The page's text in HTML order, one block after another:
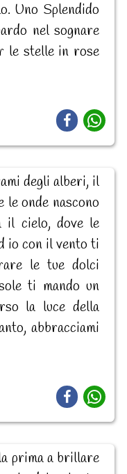
Uno Splendido
nel sognare
le stelle in rose
degli alberi, il
le onde nascono
il cielo, dove le
io con il vento ti
le tue dolci
ti mando un
la luce della
abbracciami
prima a brillare